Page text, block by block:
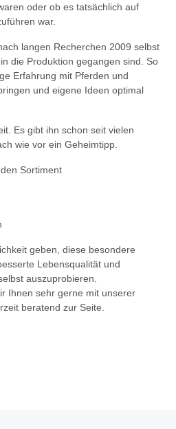
oder ob es tatsächlich auf
war.
langen Recherchen 2009 selbst
die Produktion gegangen sind. So
Erfahrung mit Pferden und
und eigene Ideen optimal
Es gibt ihn schon seit vielen
wie vor ein Geheimtipp.
Sortiment
geben, diese besondere
Lebensqualität und
auszuprobieren.
Ihnen sehr gerne mit unserer
beratend zur Seite.